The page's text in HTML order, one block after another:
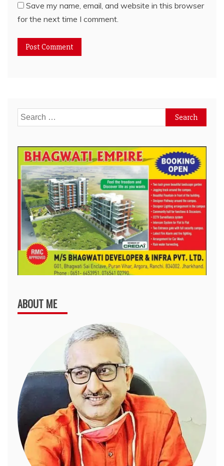
Save my name, email, and website in this browser
for the next time I comment.
Search
for:
ABOUT ME